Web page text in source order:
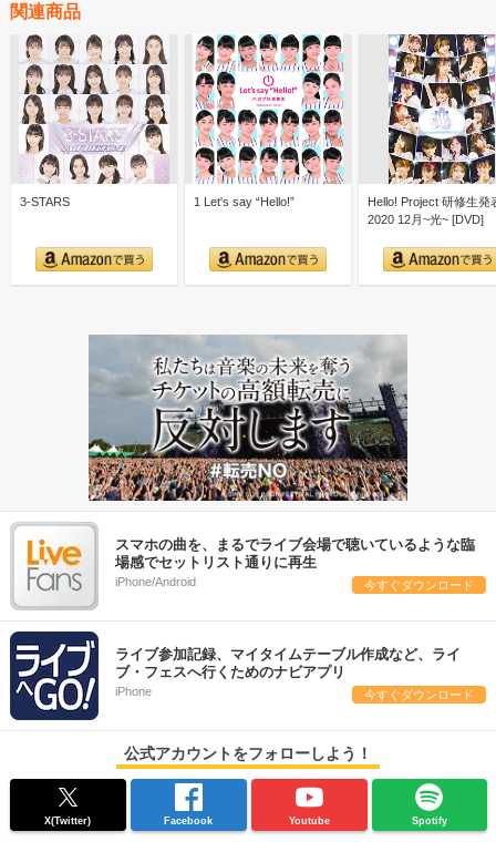
関連商品
3-STARS 1 Let's say “Hello!”
Hello! Project 研修生発
2020 12月~光~ [DVD]
スマホの曲を、まるでライブ会場で聴いているような臨
場感でセットリスト通りに再生
iPhone/Android 今すぐダウンロード
ライブ参加記録、マイタイムテーブル作成など、ライ
ブ・フェスへ行くためのナビアプリ
iPhone 今すぐダウンロード
公式アカウントをフォローしよう！
X(Twitter) Facebook Youtube Spotify